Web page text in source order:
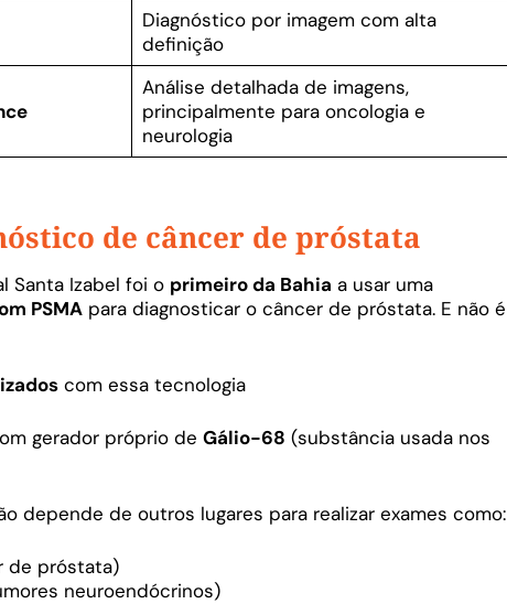
Diagnóstico por imagem com alta
definição
Análise detalhada de imagens,
principalmente para oncologia e
neurologia
de câncer de próstata
Santa Izabel foi o primeiro da Bahia a usar uma
PSMA para diagnosticar o câncer de próstata. E não é
com essa tecnologia
gerador próprio de Gálio-68 (substância usada nos
depende de outros lugares para realizar exames como:
de próstata)
neuroendócrinos)